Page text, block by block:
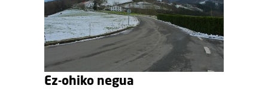
Ez-ohiko negua